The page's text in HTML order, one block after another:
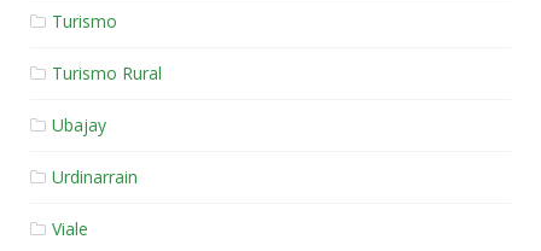
Turismo
Turismo Rural
Ubajay
Urdinarrain
Viale